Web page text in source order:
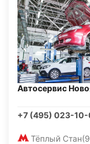
Автосервис
+7 (495) 023-10-
Тёплый Стан